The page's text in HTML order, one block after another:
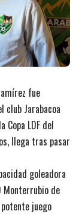
fue
club Jarabacoa
Copa LDF del
llega tras pasar
goleadora
Monterrubio de
juego